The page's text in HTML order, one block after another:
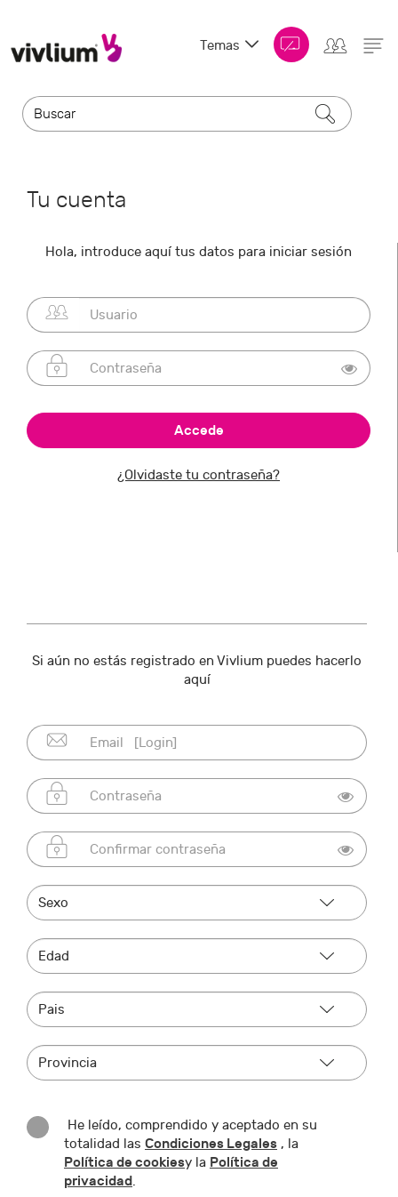
Temas
Tu cuenta
Hola, introduce aquí tus datos para iniciar sesión
¿Olvidaste tu contraseña?
Si aún no estás registrado en Vivlium puedes hacerlo
aquí
He leído, comprendido y aceptado en su
totalidad las Condiciones Legales , la
Política de cookiesy la Política de
privacidad.